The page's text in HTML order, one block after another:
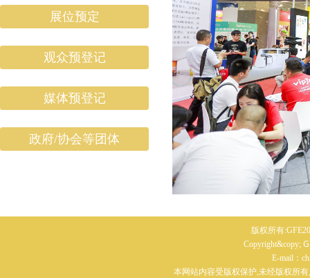
展位预定
观众预登记
媒体预登记
政府/协会等团体
版权所有
Copyright&copy;
E-mail：
本网站内容受版权保护,未经版权所